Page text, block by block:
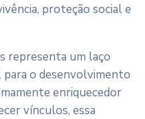
proteção social e
representa um laço
o desenvolvimento
enriquecedor
vínculos, essa